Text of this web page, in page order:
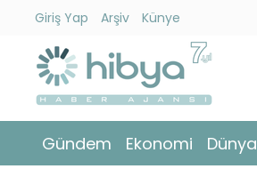
Giriş Yap Arşiv Künye
Gündem Ekonomi Dünya
Gündem
Ekonomi